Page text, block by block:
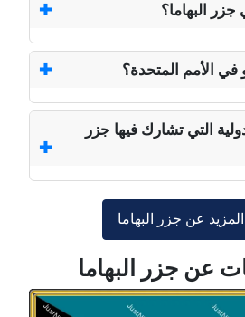
البهاما؟
الأمم المتحدة؟
التي تشارك فيها جزر
عن جزر البهاما
عن جزر البهاما